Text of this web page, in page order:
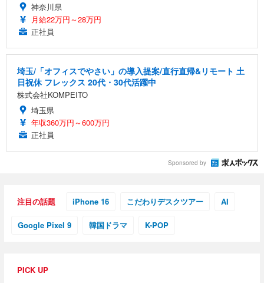
神奈川県
月給22万円～28万円
正社員
埼玉/「オフィスでやさい」の導入提案/直行直帰&リモート 土
日祝休 フレックス 20代・30代活躍中
株式会社KOMPEITO
埼玉県
年収360万円～600万円
正社員
Sponsored by
注目の話題 iPhone 16 こだわりデスクツアー AI
Google Pixel 9 韓国ドラマ K-POP
PICK UP